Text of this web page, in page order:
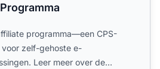
programma—een CPS-
zelf-gehoste e-
Leer meer over de